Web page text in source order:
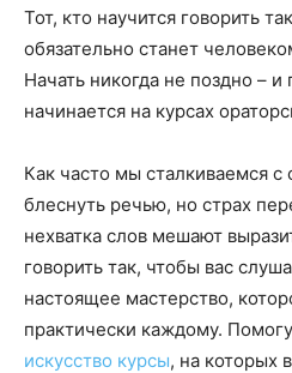
Тот, кто научится говорить
обязательно станет
Начать никогда не поздно –
начинается на курсах
Как часто мы сталкиваемся с
блеснуть речью, но страх
нехватка слов мешают
говорить так, чтобы вас
настоящее мастерство,
практически каждому.
искусство курсы, на которых